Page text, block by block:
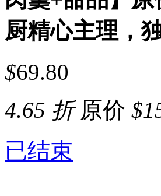
厨精心主理，
$69.80
4.65 折 原价 $
已结束